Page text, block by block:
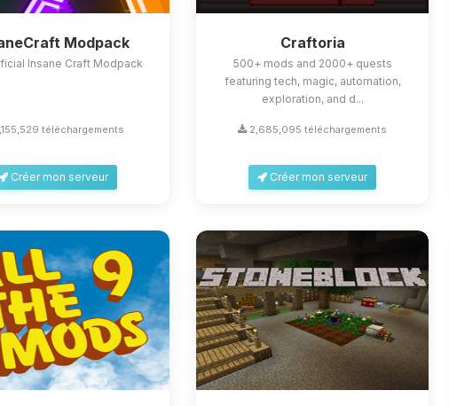
Modpack
Insane Craft Modpack
téléchargements
Créer mon serveur
Craftoria
500+ mods and 2000+ quests
featuring tech, magic, automation,
exploration, and d...
2,685,095 téléchargements
Créer mon serveur